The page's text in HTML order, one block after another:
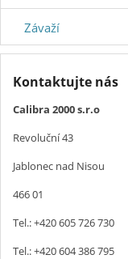
Závaží
Kontaktujte nás
Calibra 2000 s.r.o
Revoluční 43
Jablonec nad Nisou
466 01
Tel.: +420 605 726 730
Tel.: +420 604 386 795